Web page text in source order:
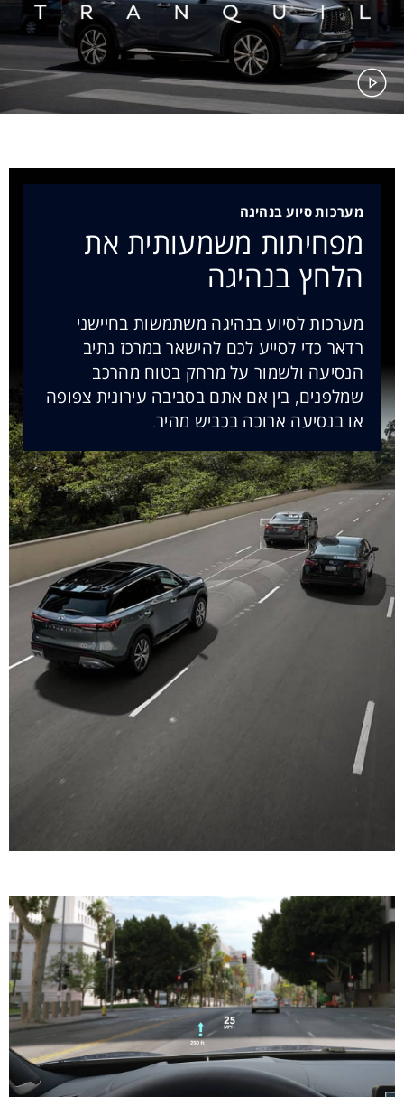
מפחיתות משמעותית את
הלחץ בנהיגה
מערכות סיוע בנהיגה
מערכות לסיוע בנהיגה משתמשות בחיישני
רדאר כדי לסייע לכם להישאר במרכז נתיב
הנסיעה ולשמור על מרחק בטוח מהרכב
שמלפנים, בין אם אתם בסביבה עירונית צפופה
או בנסיעה ארוכה בכביש מהיר.